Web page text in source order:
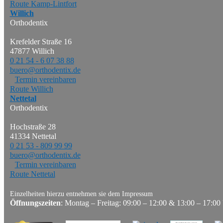
Route Kamp-Lintfort
Willich
Orthodentix
Krefelder Straße 16
47877 Willich
0 21 54 - 6 07 38 88
buero@orthodentix.de
Termin vereinbaren
Route Willich
Nettetal
Orthodentix
Hochstraße 28
41334 Nettetal
0 21 53 - 809 99 99
buero@orthodentix.de
Termin vereinbaren
Route Nettetal
Einzelheiten hierzu entnehmen sie dem Impressum
Öffnungszeiten: Montag – Freitag: 09:00 – 12:00 & 13:00 – 17:00